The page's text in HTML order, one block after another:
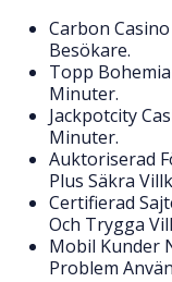
Carbon
Besökare.
Topp
Minuter.
Jackpotcity
Minuter.
Auktoriserad
Plus Säkra
Certifierad
Och Trygga
Mobil Kunder
Problem